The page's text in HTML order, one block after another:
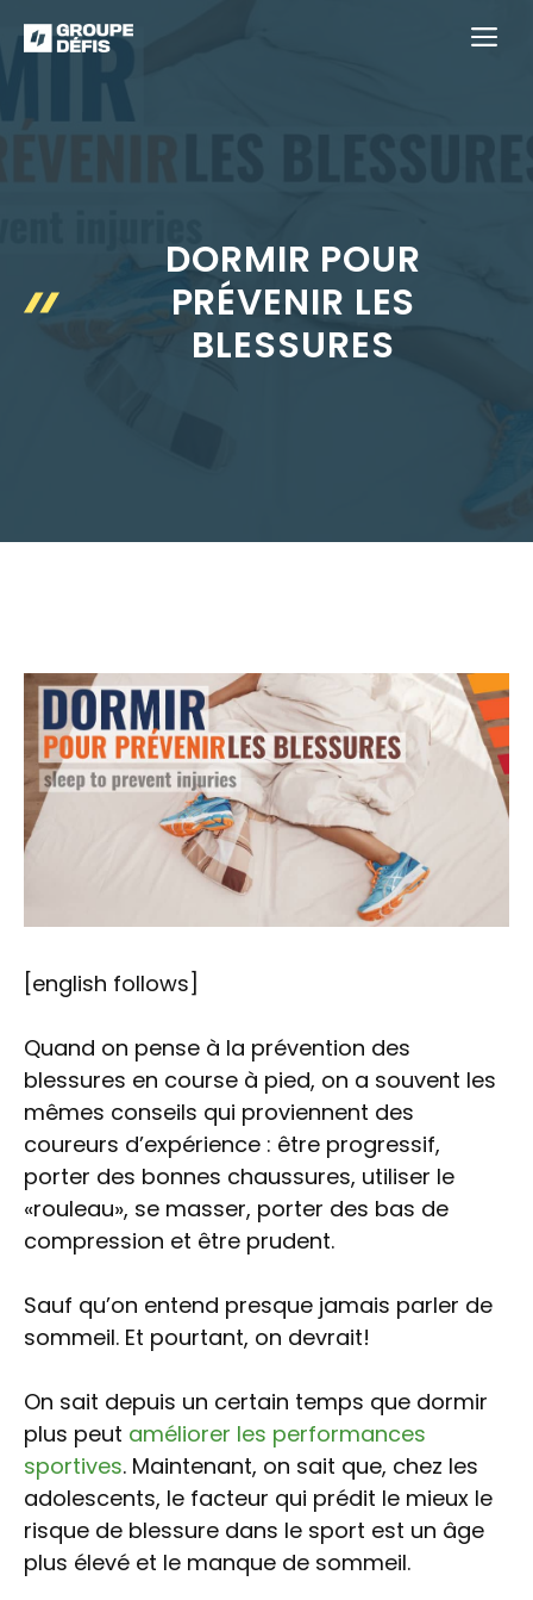
au
DORMIR POUR
PRÉVENIR LES
BLESSURES
[english follows]
Quand on pense à la prévention des
blessures en course à pied, on a souvent les
mêmes conseils qui proviennent des
coureurs d’expérience : être progressif,
porter des bonnes chaussures, utiliser le
«rouleau», se masser, porter des bas de
compression et être prudent.
Sauf qu’on entend presque jamais parler de
sommeil. Et pourtant, on devrait!
On sait depuis un certain temps que dormir
plus peut améliorer les performances
sportives. Maintenant, on sait que, chez les
adolescents, le facteur qui prédit le mieux le
risque de blessure dans le sport est un âge
plus élevé et le manque de sommeil.